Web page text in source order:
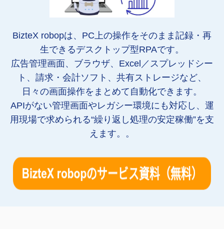
BizteX robopは、PC上の操作をそのまま記録・再
生できるデスクトップ型RPAです。
広告管理画面、ブラウザ、Excel／スプレッドシー
ト、請求・会計ソフト、共有ストレージなど、
日々の画面操作をまとめて自動化できます。
APIがない管理画面やレガシー環境にも対応し、運
用現場で求められる“繰り返し処理の安定稼働”を支
えます。 。